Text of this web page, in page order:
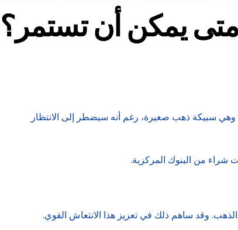
يمكن أن تستمر؟
لهذا المعدن الثمين، وهي سبيكة ذهب صغيرة، رغم أنه سيضطر إلى الانتظار
شراء من البنوك المركزية.
وقد ساهم ذلك في تعزيز هذا الانتعاش القوي.